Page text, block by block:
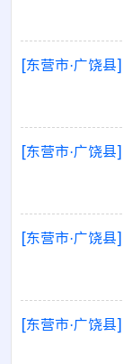
[东营市·广饶县]
[东营市·广饶县]
[东营市·广饶县]
[东营市·广饶县]